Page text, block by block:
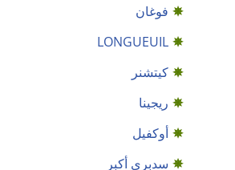
فوغان
LONGUEUIL
كيتشنر
ريجينا
أوكفيل
سدبري أكبر